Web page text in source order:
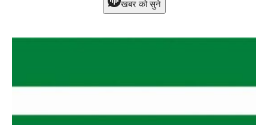
खबर को सुने